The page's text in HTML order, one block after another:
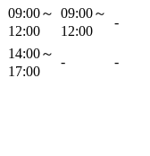
09:00～
12:00
09:00～
12:00
-
14:00～
17:00
- -